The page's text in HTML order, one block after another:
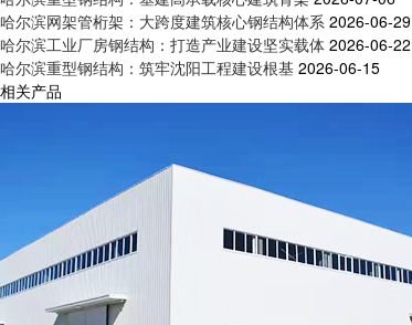
哈尔滨网架管桁架：大跨度建筑核心钢结构体系 2026-06-29
哈尔滨工业厂房钢结构：打造产业建设坚实载体 2026-06-22
哈尔滨重型钢结构：筑牢沈阳工程建设根基 2026-06-15
相关产品